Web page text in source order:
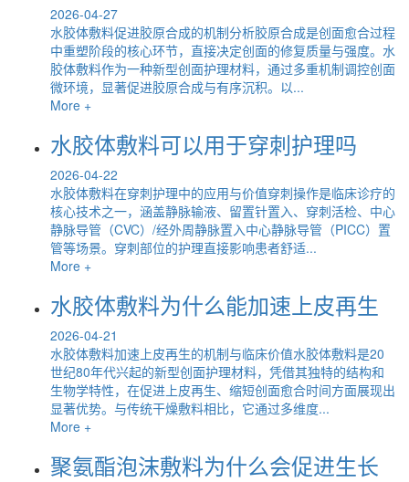
2026-04-27
水胶体敷料促进胶原合成的机制分析胶原合成是创面愈合过程
中重塑阶段的核心环节，直接决定创面的修复质量与强度。水
胶体敷料作为一种新型创面护理材料，通过多重机制调控创面
微环境，显著促进胶原合成与有序沉积。以...
More +
水胶体敷料可以用于穿刺护理吗
2026-04-22
水胶体敷料在穿刺护理中的应用与价值穿刺操作是临床诊疗的
核心技术之一，涵盖静脉输液、留置针置入、穿刺活检、中心
静脉导管（CVC）/经外周静脉置入中心静脉导管（PICC）置
管等场景。穿刺部位的护理直接影响患者舒适...
More +
水胶体敷料为什么能加速上皮再生
2026-04-21
水胶体敷料加速上皮再生的机制与临床价值水胶体敷料是20
世纪80年代兴起的新型创面护理材料，凭借其独特的结构和
生物学特性，在促进上皮再生、缩短创面愈合时间方面展现出
显著优势。与传统干燥敷料相比，它通过多维度...
More +
聚氨酯泡沫敷料为什么会促进生长